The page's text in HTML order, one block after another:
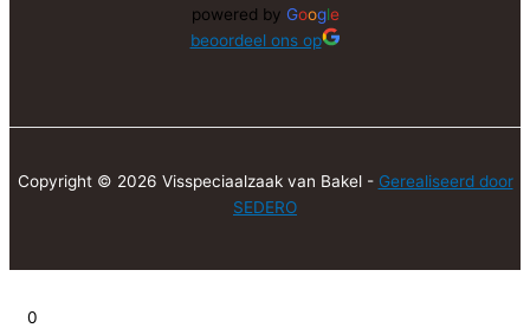
powered by Google
beoordeel ons op
Copyright © 2026 Visspeciaalzaak van Bakel - Gerealiseerd door
SEDERO
0